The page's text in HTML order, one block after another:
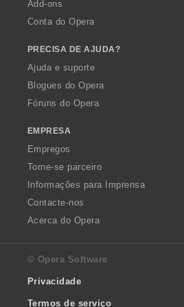
Add-ons
Conta do Opera
PRECISA DE AJUDA?
Ajuda e suporte
Blogues do Opera
Fóruns do Opera
EMPRESA
Empregos
Torne-se parceiro
Informações para Imprensa
Contacte-nos
Acerca do Opera
© Opera Software
Privacidade
Termos de serviço